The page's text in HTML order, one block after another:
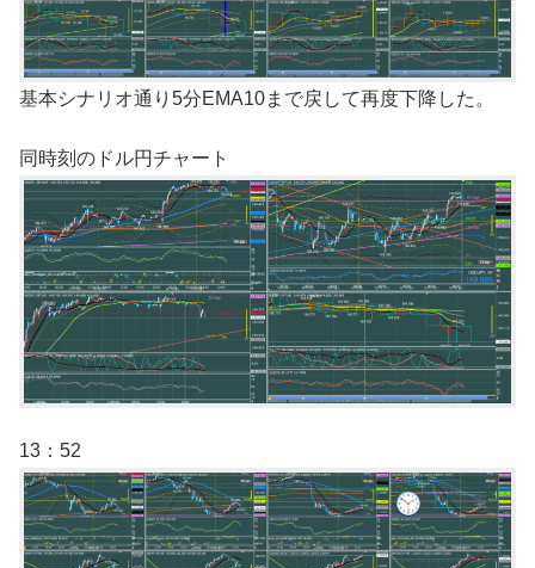
基本シナリオ通り5分EMA10まで戻して再度下降した。
同時刻のドル円チャート
13：52